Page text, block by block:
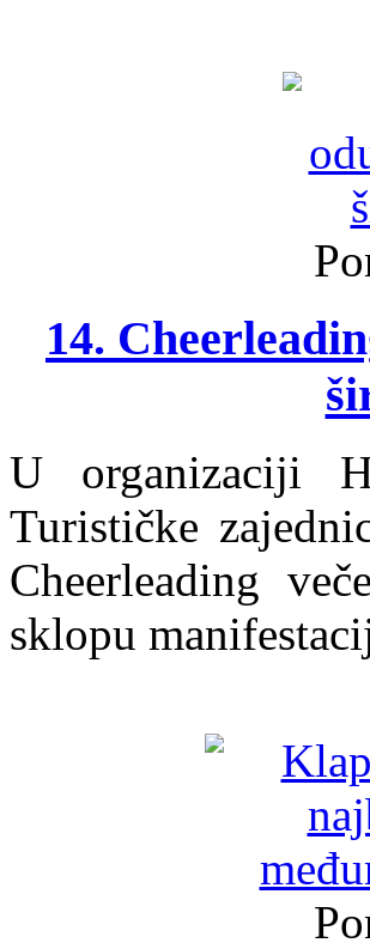
14.
U organizaciji
Turističke
Cheerleading
sklopu